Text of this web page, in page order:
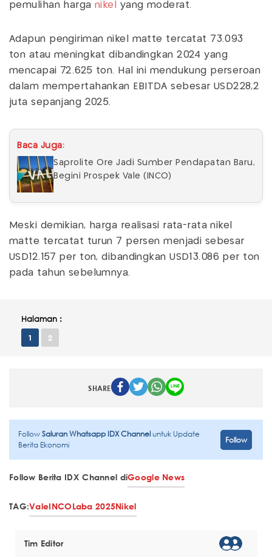
pemulihan harganikel yang moderat.
Adapun pengiriman nikel matte tercatat 73.093
ton atau meningkat dibandingkan 2024 yang
mencapai 72.625 ton. Hal ini mendukung perseroan
dalam mempertahankan EBITDA sebesar USD228,2
juta sepanjang 2025.
Baca Juga:
Saprolite Ore Jadi Sumber Pendapatan Baru,
Begini Prospek Vale (INCO)
Meski demikian, harga realisasi rata-rata nikel
matte tercatat turun 7 persen menjadi sebesar
USD12.157 per ton, dibandingkan USD13.086 per ton
pada tahun sebelumnya.
Halaman :
1 2
SHARE
FollowSaluran Whatsapp IDX Channeluntuk Update
Berita Ekonomi
Follow
Follow Berita IDX Channel diGoogle News
TAG:ValeINCOLaba 2025Nikel
Tim Editor